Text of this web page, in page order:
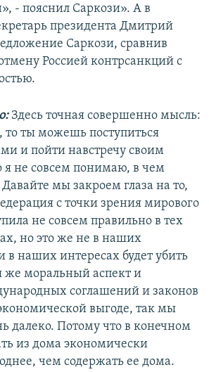
- пояснил Саркози». А в
президента Дмитрий
Саркози, сравнив
Россией контрсанкций с
Здесь точная совершенно мысль:
то ты можешь поступиться
и пойти навстречу своим
не совсем понимаю, в чем
мы закроем глаза на то,
с точки зрения мирового
не совсем правильно в тех
но это же не в наших
в наших интересах будет убить
же моральный аспект и
соглашений и законов
выгоде, так мы
далеко. Потому что в конечном
из дома экономически
чем содержать ее дома.